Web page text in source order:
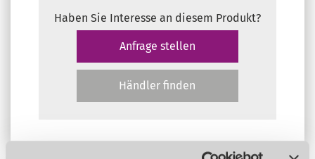
Haben Sie Interesse an diesem Produkt?
Anfrage stellen
Händler finden